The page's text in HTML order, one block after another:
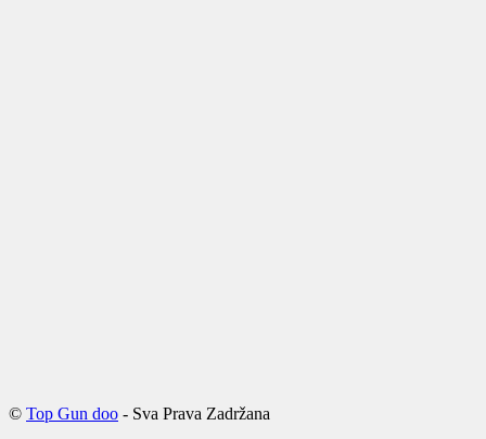
© Top Gun doo - Sva Prava Zadržana